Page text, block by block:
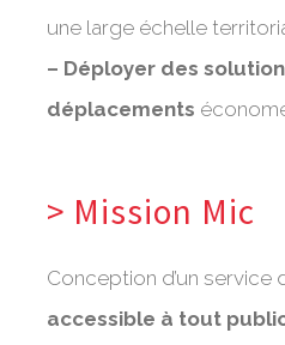
une large échelle
– Déployer des
déplacements
> Mission Mic
Conception d’un
accessible à tout